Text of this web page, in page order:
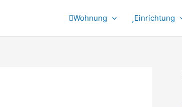
Wohnung Einrichtung